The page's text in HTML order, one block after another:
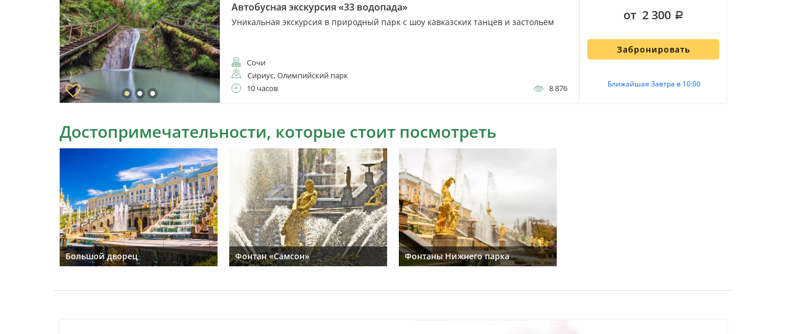
Автобусная экскурсия «33 водопада»
Уникальная экскурсия в природный парк с шоу кавказских танцев и застольем
Сочи
Сириус, Олимпийский парк
10 часов
8 876
Забронировать
Ближайшая Завтра в 10:00
от 2 300
Достопримечательности, которые стоит посмотреть
Большой дворец Фонтан «Самсон» Фонтаны Нижнего парка